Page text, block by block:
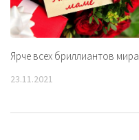
Ярче всех бриллиантов мира
23.11.2021